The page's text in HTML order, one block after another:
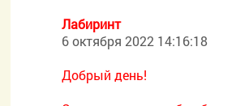
Лабиринт
6 октября 2022 14:16:18
Добрый день!